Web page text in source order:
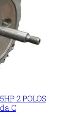
2 POLOS
C